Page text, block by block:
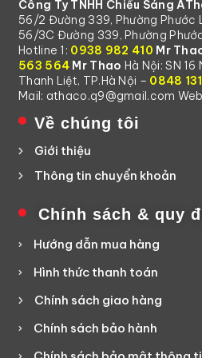
Nguồn tổ
ong 12V 5A
60W
Nguồn tổ
ong 12V
120W
Nguồn tổ
ong 12V
180W
Nguồn tổ
20A
Nguồn tổ
Công Ty TNHH Chiếu Sáng
56/2 Đường 339, Phường Phước
56/3C Đường 339, Phường
Hotline 1: 0938 982 410 Mr
563 564 Mr Thao Hà Nội: SN
Thanh Liệt, TP.Hà Nội – 0848
Mail: athaco.q9@gmail.com
Về chúng tôi
Giới thiệu
Thông tin chuyển khoản
Chính sách & quy
Hướng dẫn mua hàng
Hình thức thanh toán
Chính sách giao hàng
Chính sách bảo hành